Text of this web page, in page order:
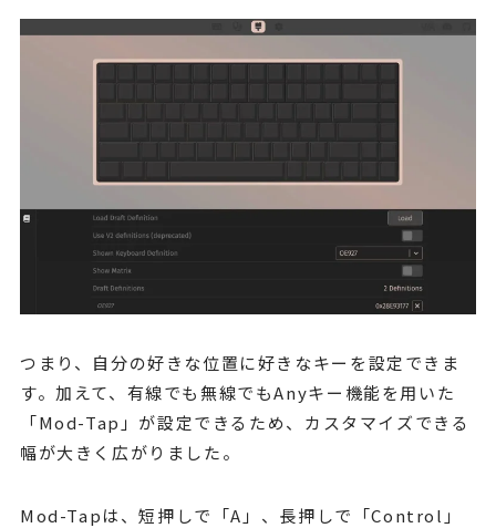
つまり、自分の好きな位置に好きなキーを設定できま
す。加えて、有線でも無線でもAnyキー機能を用いた
「Mod-Tap」が設定できるため、カスタマイズできる
幅が大きく広がりました。
Mod-Tapは、短押しで「A」、長押しで「Control」